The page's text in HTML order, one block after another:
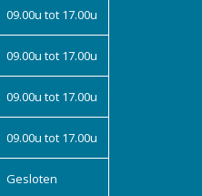
09.00u tot 17.00u
09.00u tot 17.00u
09.00u tot 17.00u
09.00u tot 17.00u
Gesloten